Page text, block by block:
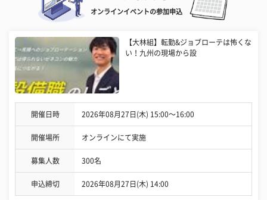
オンラインイベントの参加申込
【大林組】転勤&ジョブローテは怖くな
い！九州の現場から設
開催日時 2026年08月27日(木) 15:00〜16:00
開催場所 オンラインにて実施
募集人数 300名
申込締切 2026年08月27日(木) 14:00